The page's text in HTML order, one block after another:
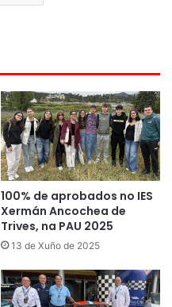
100% de aprobados no IES
Xermán Ancochea de
Trives, na PAU 2025
13 de Xuño de 2025